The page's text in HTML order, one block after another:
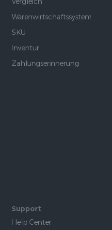
Warenwirtschaftssystem
SKU
Inventur
Zahlungserinnerung
Support
Help Center